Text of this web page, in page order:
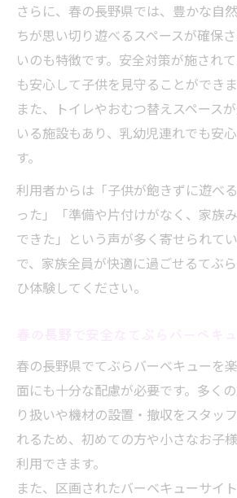
さらに、春の長野県では、豊かな自
ちが思い切り遊べるスペースが確保
いのも特徴です。安全対策が施され
も安心して子供を見守ることができま
また、トイレやおむつ替えスペース
いる施設もあり、乳幼児連れでも安
す。
利用者からは「子供が飽きずに遊べ
った」「準備や片付けがなく、家族
できた」という声が多く寄せられて
で、家族全員が快適に過ごせるてぶ
ひ体験してください。
春の長野県でてぶらバーベキューを
面にも十分な配慮が必要です。多く
り扱いや機材の設置・撤収をスタッ
れるため、初めての方や小さなお子
利用できます。
また、区画されたバーベキューサイ